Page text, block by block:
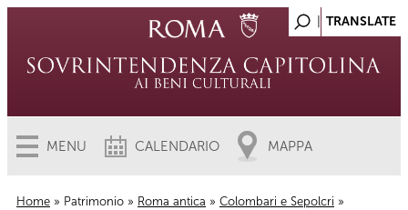
MENU CALENDARIO MAPPA
Home » Patrimonio » Roma antica » Colombari e Sepolcri »